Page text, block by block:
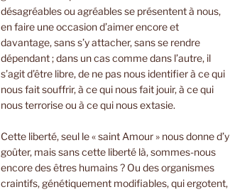
désagréables ou agréables se présentent à nous,
en faire une occasion d’aimer encore et
davantage, sans s’y attacher, sans se rendre
dépendant ; dans un cas comme dans l’autre, il
s’agit d’être libre, de ne pas nous identifier à ce qui
nous fait souffrir, à ce qui nous fait jouir, à ce qui
nous terrorise ou à ce qui nous extasie.
Cette liberté, seul le « saint Amour » nous donne d’y
goûter, mais sans cette liberté là, sommes-nous
encore des êtres humains ? Ou des organismes
craintifs, génétiquement modifiables, qui ergotent,